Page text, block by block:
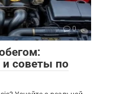
0
советы по